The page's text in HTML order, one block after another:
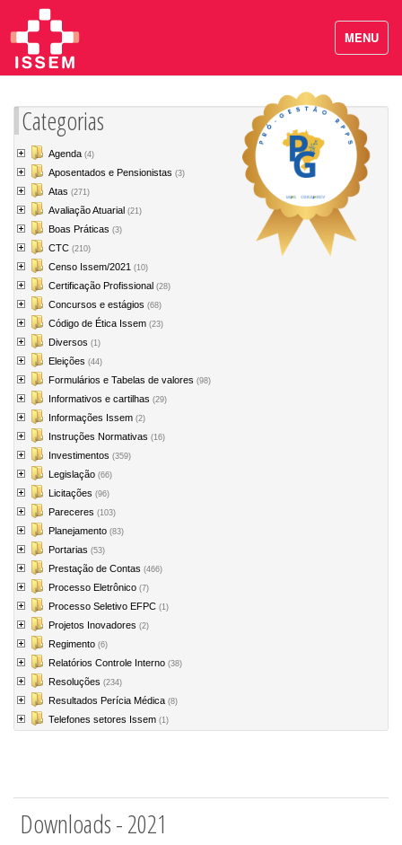
Categorias
Agenda (4)
Aposentados e Pensionistas (3)
Atas (271)
Avaliação Atuarial (21)
Boas Práticas (3)
CTC (210)
Censo Issem/2021 (10)
Certificação Profissional (28)
Concursos e estágios (68)
Código de Ética Issem (23)
Diversos (1)
Eleições (44)
Formulários e Tabelas de valores (98)
Informativos e cartilhas (29)
Informações Issem (2)
Instruções Normativas (16)
Investimentos (359)
Legislação (66)
Licitações (96)
Pareceres (103)
Planejamento (83)
Portarias (53)
Prestação de Contas (466)
Processo Eletrônico (7)
Processo Seletivo EFPC (1)
Projetos Inovadores (2)
Regimento (6)
Relatórios Controle Interno (38)
Resoluções (234)
Resultados Perícia Médica (8)
Telefones setores Issem (1)
Downloads - 2021
MENU